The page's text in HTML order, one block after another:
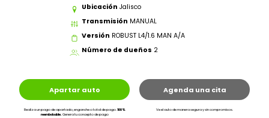
Ubicación Jalisco
Transmisión MANUAL
Versión ROBUST L4/1.6 MAN A/A
Número de dueños 2
Apartar auto
Realiza un pago de apartado, enganche o total de pago.100%
reembolsable.Genera tu concepto de pago
Agenda una cita
Ve el auto de manera segura y sin compromisos.